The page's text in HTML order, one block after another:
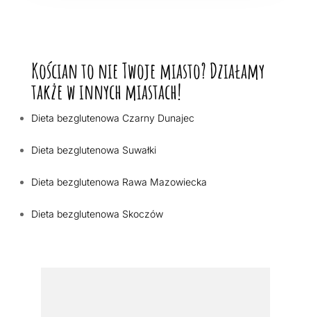
Kościan to nie Twoje miasto? Działamy
także w innych miastach!
Dieta bezglutenowa Czarny Dunajec
Dieta bezglutenowa Suwałki
Dieta bezglutenowa Rawa Mazowiecka
Dieta bezglutenowa Skoczów